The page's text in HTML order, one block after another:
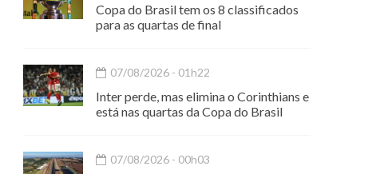
Copa do Brasil tem os 8 classificados
para as quartas de final
07/08/2026 - 01h22
Inter perde, mas elimina o Corinthians e
está nas quartas da Copa do Brasil
07/08/2026 - 00h03